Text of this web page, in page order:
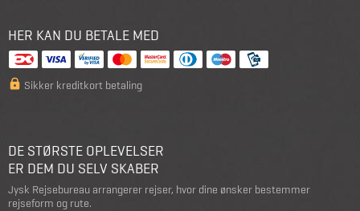
HER KAN DU BETALE MED
Sikker kreditkort betaling
DE STØRSTE OPLEVELSER
ER DEM DU SELV SKABER
Jysk Rejsebureau arrangerer rejser, hvor dine ønsker bestemmer
rejseform og rute.